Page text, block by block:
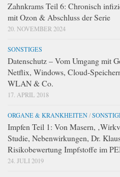
Zahnkrams Teil 6: Chronisch
mit Ozon & Abschluss der Serie
20. NOVEMBER 2024
SONSTIGES
Datenschutz – Vom Umgang mit
Netflix, Windows, Cloud-
WLAN & Co.
17. APRIL 2018
ORGANE & KRANKHEITEN/
Impfen Teil 1: Von Masern,
Studie, Nebenwirkungen, Dr.
Risikobewertung Impfstoffe im
24. JULI 2019